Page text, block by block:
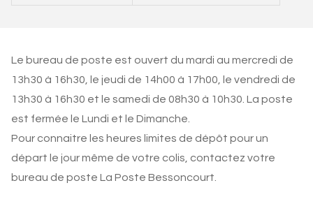
Le bureau de poste est ouvert du mardi au mercredi de
13h30 à 16h30, le jeudi de 14h00 à 17h00, le vendredi de
13h30 à 16h30 et le samedi de 08h30 à 10h30. La poste
est fermée le Lundi et le Dimanche.
Pour connaitre les heures limites de dépôt pour un
départ le jour même de votre colis, contactez votre
bureau de poste La Poste Bessoncourt.